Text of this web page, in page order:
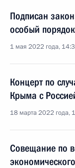
Подписан
особый
1 мая 2022 года,
Концерт по
Крыма с
18 марта 2022 года,
Совещание по